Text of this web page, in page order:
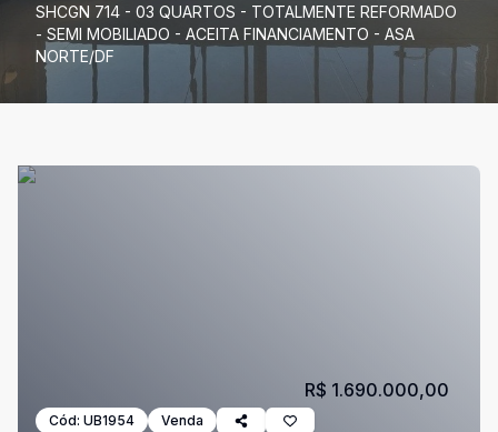
SHCGN 714 - 03 QUARTOS - TOTALMENTE REFORMADO
- SEMI MOBILIADO - ACEITA FINANCIAMENTO - ASA
NORTE/DF
Cód: UB1954 Venda
R$ 1.690.000,00